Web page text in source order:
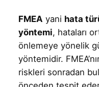
FMEA yani hata
yöntemi, hataları
önlemeye yönelik
yöntemidir.
riskleri sonradan